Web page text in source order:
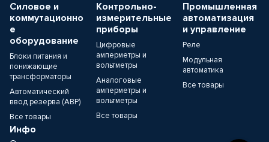
Силовое и
коммутационно
е
оборудование
Блоки питания и
понижающие
трансформаторы
Автоматический
ввод резерва (АВР)
Все товары
Контрольно-
измерительные
приборы
Цифровые
амперметры и
вольтметры
Аналоговые
амперметры и
вольтметры
Все товары
Промышленная
автоматизация
и управление
Реле
Модульная
автоматика
Все товары
Инфо